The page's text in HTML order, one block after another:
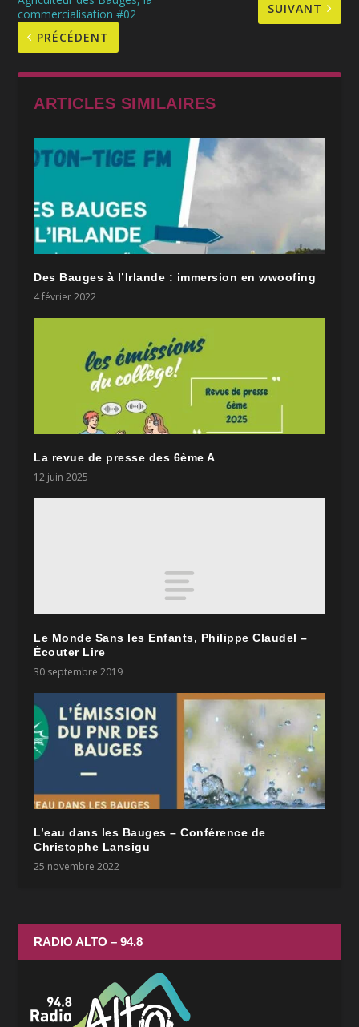
commercialisation #02
PRÉCÉDENT
SUIVANT
ARTICLES SIMILAIRES
Des Bauges à l’Irlande : immersion en wwoofing
4 février 2022
La revue de presse des 6ème A
12 juin 2025
Le Monde Sans les Enfants, Philippe Claudel –
Écouter Lire
30 septembre 2019
L’eau dans les Bauges – Conférence de
Christophe Lansigu
25 novembre 2022
RADIO ALTO – 94.8